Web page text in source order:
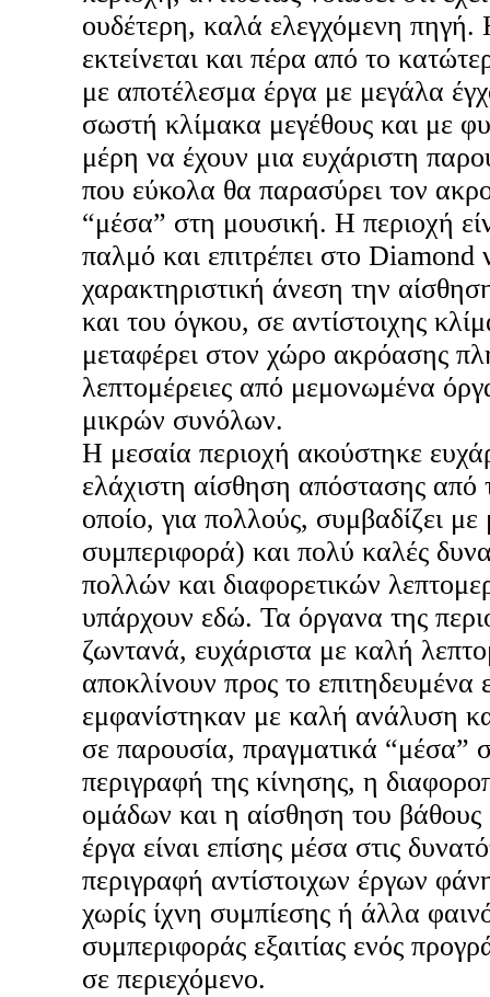
ουδέτερη, καλά ελεγχόμενη
εκτείνεται και πέρα από το
με αποτέλεσμα έργα με μεγάλα
σωστή κλίμακα μεγέθους και με
μέρη να έχουν μια ευχάριστη
που εύκολα θα παρασύρει τον
“μέσα” στη μουσική. Η περιοχή
παλμό και επιτρέπει στο Diamond
χαρακτηριστική άνεση την
και του όγκου, σε αντίστοιχης
μεταφέρει στον χώρο ακρόασης
λεπτομέρειες από μεμονωμένα
μικρών συνόλων.
Η μεσαία περιοχή ακούστηκε
ελάχιστη αίσθηση απόστασης από
οποίο, για πολλούς, συμβαδίζει με
συμπεριφορά) και πολύ καλές
πολλών και διαφορετικών
υπάρχουν εδώ. Τα όργανα της
ζωντανά, ευχάριστα με καλή
αποκλίνουν προς το επιτηδευμένα
εμφανίστηκαν με καλή ανάλυση
σε παρουσία, πραγματικά
περιγραφή της κίνησης, η
ομάδων και η αίσθηση του
έργα είναι επίσης μέσα στις
περιγραφή αντίστοιχων έργων
χωρίς ίχνη συμπίεσης ή άλλα
συμπεριφοράς εξαιτίας ενός
σε περιεχόμενο.